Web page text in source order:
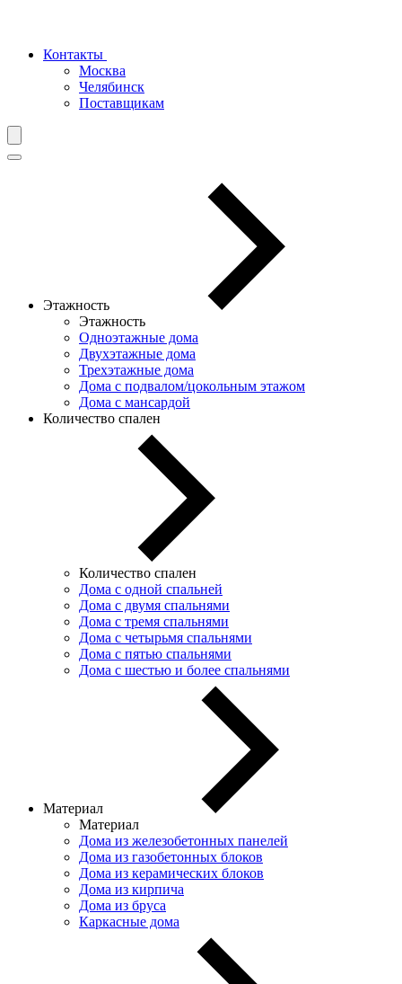
Контакты
Москва
Челябинск
Поставщикам
Этажность
Этажность
Одноэтажные дома
Двухэтажные дома
Трехэтажные дома
Дома с подвалом/цокольным этажом
Дома с мансардой
Количество спален
Количество спален
Дома с одной спальней
Дома с двумя спальнями
Дома с тремя спальнями
Дома с четырьмя спальнями
Дома с пятью спальнями
Дома с шестью и более спальнями
Материал
Материал
Дома из железобетонных панелей
Дома из газобетонных блоков
Дома из керамических блоков
Дома из кирпича
Дома из бруса
Каркасные дома